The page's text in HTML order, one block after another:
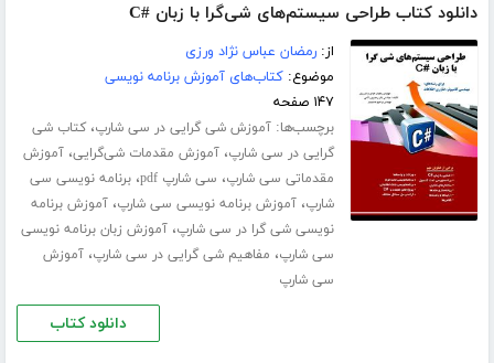
دانلود کتاب طراحی سیستم‌های شی‌گرا با زبان #C
از:رمضان عباس نژاد ورزی
موضوع:کتاب‌های آموزش برنامه نویسی
۱۴۷ صفحه
برچسب‌ها:آموزش شی گرایی در سی شارپ،کتاب شی
گرایی در سی شارپ،آموزش مقدمات شی‌گرایی،آموزش
مقدماتی سی شارپ، سی شارپ pdf ،برنامه نویسی سی
شارپ،آموزش برنامه ­نویسی سی شارپ،آموزش برنامه
نویسی شی گرا در سی شارپ،آموزش زبان برنامه ­نویسی
سی شارپ، مفاهیم شی گرایی در سی شارپ،آموزش
سی شارپ
دانلود کتاب